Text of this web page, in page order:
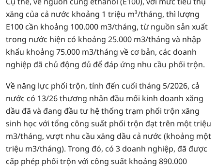
xăng của cả nước khoảng 1 triệu m³/tháng, thì lượng
E100 cần khoảng 100.000 m3/tháng, từ nguồn sản xuất
trong nước hiện có khoảng 25.000 m3/tháng và nhập
khẩu khoảng 75.000 m3/tháng về cơ bản, các doanh
nghiệp đã chủ động đủ để đáp ứng nhu cầu phối trộn.
Về năng lực phối trộn, tính đến cuối tháng 5/2026, cả
nước có 13/26 thương nhân đầu mối kinh doanh xăng
dầu đã và đang đầu tư hệ thống trạm phối trộn xăng
sinh học với tổng công suất phối trộn đạt trên một triệu
m3/tháng, vượt nhu cầu xăng dầu cả nước (khoảng một
triệu m3/tháng). Trong đó, có 3 doanh nghiệp, đã được
cấp phép phối trộn với công suất khoảng 890.000